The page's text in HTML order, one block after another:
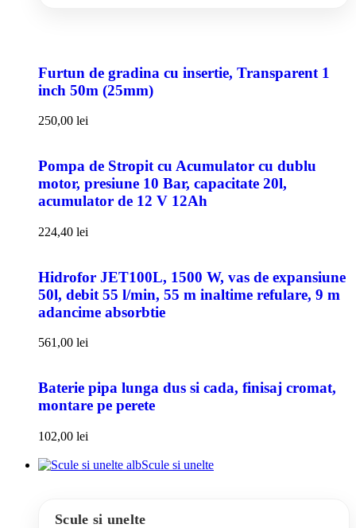
Furtun de gradina cu insertie, Transparent 1
inch 50m (25mm)
250,00 lei
Pompa de Stropit cu Acumulator cu dublu
motor, presiune 10 Bar, capacitate 20l,
acumulator de 12 V 12Ah
224,40 lei
Hidrofor JET100L, 1500 W, vas de expansiune
50l, debit 55 l/min, 55 m inaltime refulare, 9 m
adancime absorbtie
561,00 lei
Baterie pipa lunga dus si cada, finisaj cromat,
montare pe perete
102,00 lei
Scule si unelte
Scule si unelte